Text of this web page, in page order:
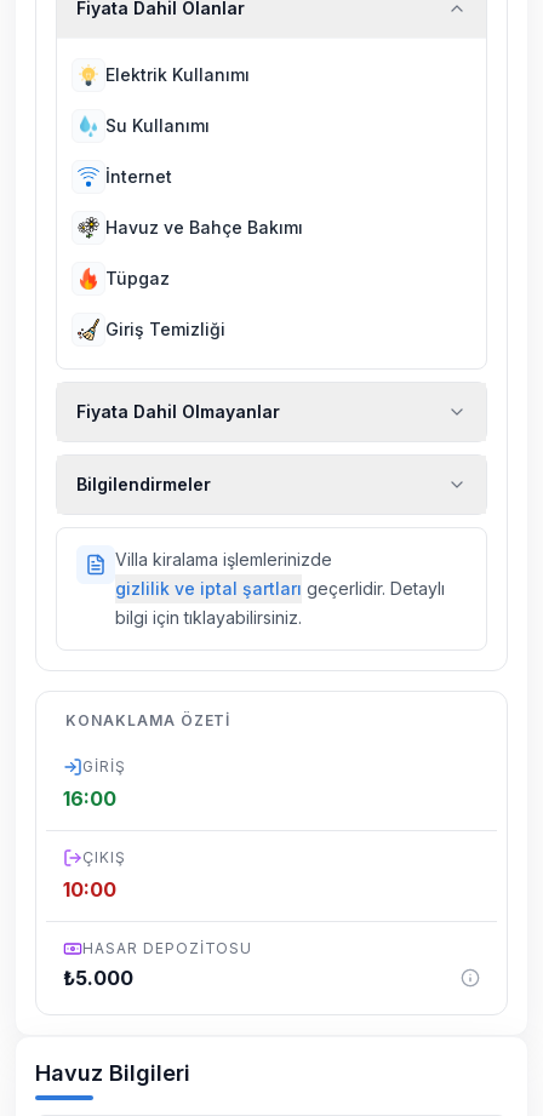
Fiyata Dahil Olanlar
Elektrik Kullanımı
Su Kullanımı
İnternet
Havuz ve Bahçe Bakımı
Tüpgaz
Giriş Temizliği
Fiyata Dahil Olmayanlar
sigortaları fiyatlara dahil değildir.
Bilgilendirmeler
villalarımızda düzenli olarak ilaçlama
yapılmaktadır. Buna rağmen çevrede
kelebek, böcek, sinek vs. bulunma ihtimali
dönemsel olarak altyapı çalışmaları
yapılabilmektedir. Bu çalışma nedeniyle yol
Villa kiralama işlemlerinizde
gizlilik ve iptal şartları geçerlidir. Detaylı
bilgi için tıklayabilirsiniz.
KONAKLAMA ÖZETI
GIRIŞ
16:00
ÇIKIŞ
10:00
HASAR DEPOZITOSU
₺5.000
Havuz Bilgileri